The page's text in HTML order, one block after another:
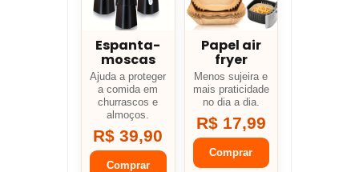
Espanta-
moscas
Ajuda a proteger
a comida em
churrascos e
almoços.
R$ 39,90
Comprar
Papel air
fryer
Menos sujeira e
mais praticidade
no dia a dia.
R$ 17,99
Comprar